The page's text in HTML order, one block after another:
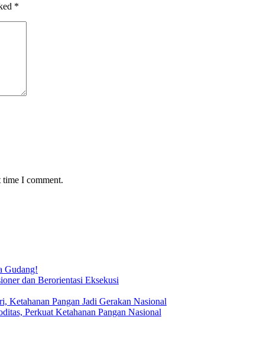
*
time I comment.
Gudang!
dan Berorientasi Eksekusi
Ketahanan Pangan Jadi Gerakan Nasional
Perkuat Ketahanan Pangan Nasional